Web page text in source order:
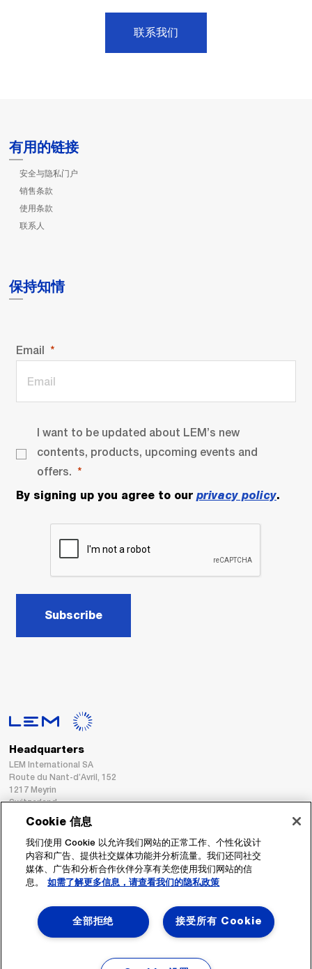
联系我们
有用的链接
安全与隐私门户
销售条款
使用条款
联系人
保持知情
Email
I want to be updated about LEM’s new
contents, products, upcoming events and
offers.
By signing up you agree to our privacy policy.
Subscribe
Headquarters
LEM International SA
Route du Nant-d’Avril, 152
1217 Meyrin
Switzerland
Fax : +41 22 794 94 78
Cookie 信息
我们使用 Cookie 以允许我们网站的正常工作、个性化设计
内容和广告、提供社交媒体功能并分析流量。我们还同社交
媒体、广告和分析合作伙伴分享有关您使用我们网站的信
息。
如需了解更多信息，请查看我们的隐私政策
接受所有 Cookie
全部拒绝